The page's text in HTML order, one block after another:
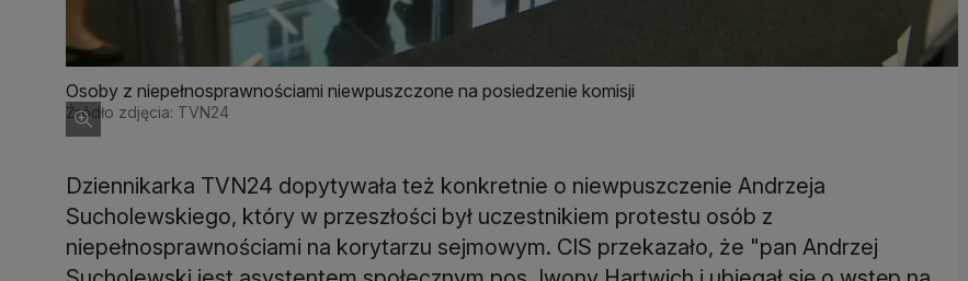
Osoby z niepełnosprawnościami niewpuszczone na posiedzenie komisji
Źródło zdjęcia: TVN24
Dziennikarka TVN24 dopytywała też konkretnie o niewpuszczenie Andrzeja
Sucholewskiego, który w przeszłości był uczestnikiem protestu osób z
niepełnosprawnościami na korytarzu sejmowym. CIS przekazało, że "pan Andrzej